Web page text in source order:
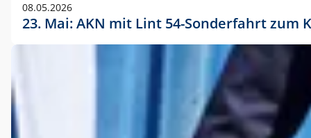
08.05.2026
23. Mai: AKN mit Lint 54-Sonderfahrt